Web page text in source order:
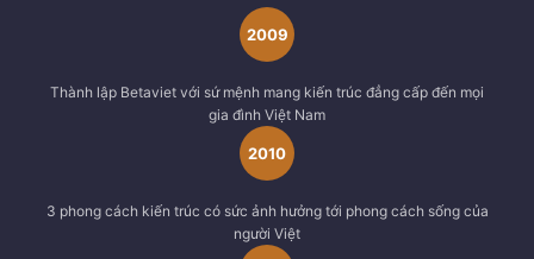
2009
Thành lập Betaviet với sứ mệnh mang kiến trúc đẳng cấp đến mọi
gia đình Việt Nam
2010
3 phong cách kiến trúc có sức ảnh hưởng tới phong cách sống của
người Việt